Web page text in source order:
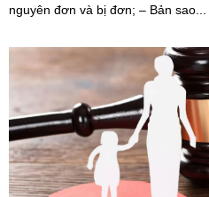
nguyên đơn và bị đơn; – Bản sao...